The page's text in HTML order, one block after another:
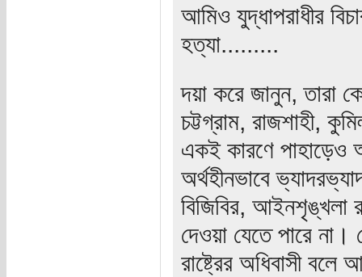
আমিও যুদ্ধাপরাধীর
হত্যা.........
দয়া করে জানুন, তারা
চট্টগ্রাম, রাজশাহী,
একই কারণে পাহাড়েও
অর্থহীনভাবে
বিজিবির, আইনশৃঙ্খলা
দেওয়া যেতে পারে
রাষ্ট্রের অধিবাসী